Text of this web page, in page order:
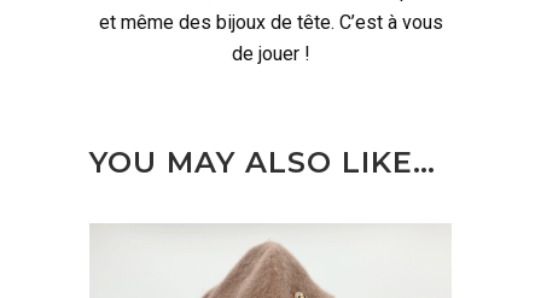
et même des bijoux de tête. C’est à vous
de jouer !
YOU MAY ALSO LIKE…